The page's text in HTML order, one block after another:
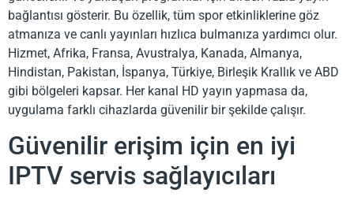
bağlantısı gösterir. Bu özellik, tüm spor etkinliklerine göz
atmanıza ve canlı yayınları hızlıca bulmanıza yardımcı olur.
Hizmet, Afrika, Fransa, Avustralya, Kanada, Almanya,
Hindistan, Pakistan, İspanya, Türkiye, Birleşik Krallık ve ABD
gibi bölgeleri kapsar. Her kanal HD yayın yapmasa da,
uygulama farklı cihazlarda güvenilir bir şekilde çalışır.
Güvenilir erişim için en iyi
IPTV servis sağlayıcıları